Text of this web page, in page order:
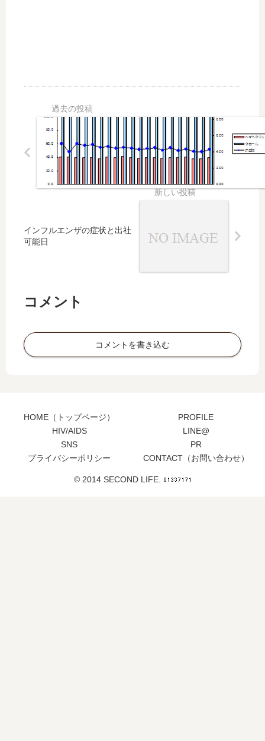
インフルエンザの症状と出社
可能日
コメント
コメントを書き込む
HOME（トップページ）
PROFILE
HIV/AIDS
LINE@
SNS
PR
プライバシーポリシー
CONTACT（お問い合わせ）
© 2014 SECOND LIFE.